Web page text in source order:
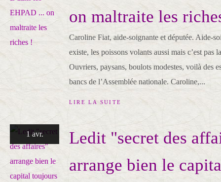
on maltraite les
Caroline Fiat, aide-soignante et députée. Aide-
existe, les poissons volants aussi mais c’est pas
Ouvriers, paysans, boulots modestes, voilà des
bancs de l’Assemblée nationale. Caroline,...
LIRE LA SUITE
1 avr.
Ledit "secret des
arrange bien le